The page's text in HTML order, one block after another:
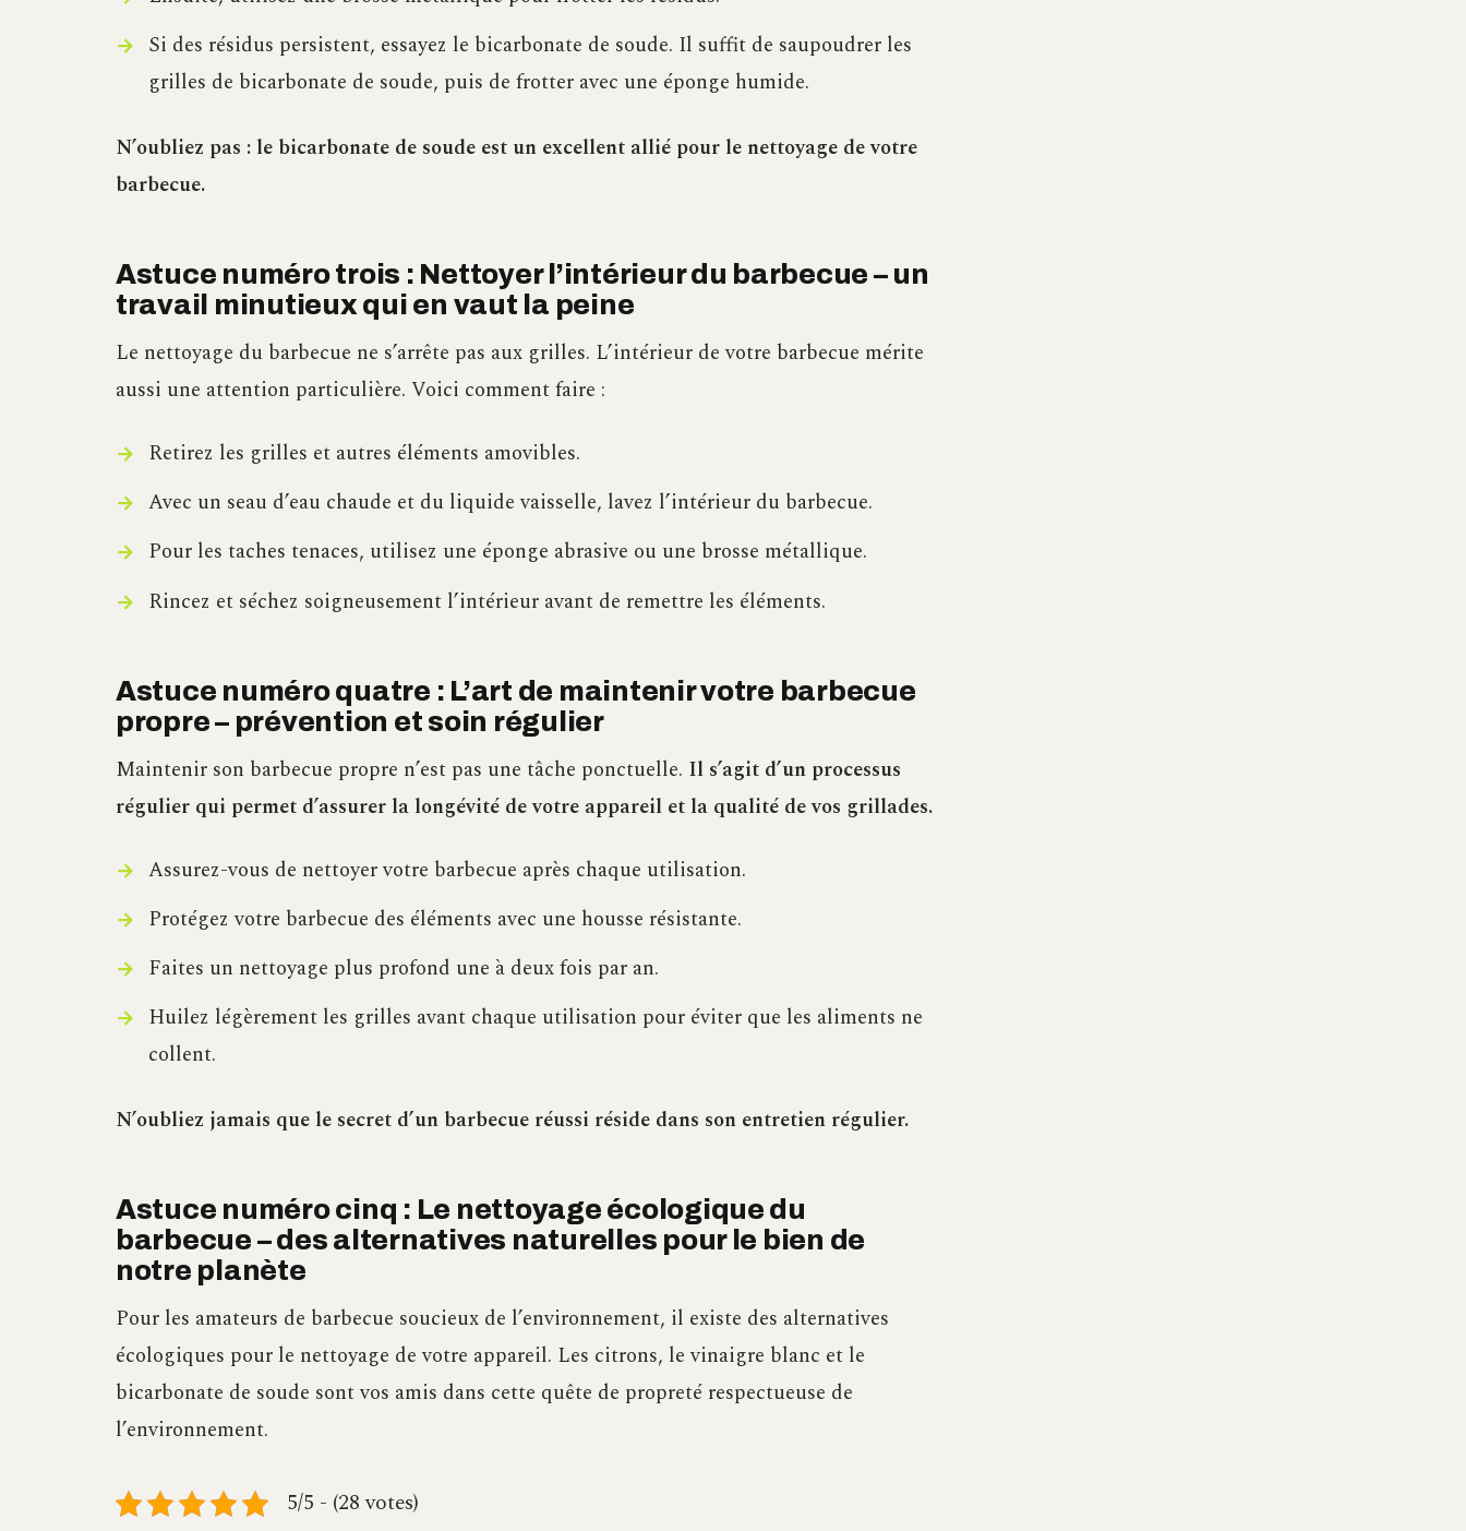
Si des résidus persistent, essayez le bicarbonate de soude. Il suffit de saupoudrer les
grilles de bicarbonate de soude, puis de frotter avec une éponge humide.
N’oubliez pas : le bicarbonate de soude est un excellent allié pour le nettoyage de votre
barbecue.
Astuce numéro trois : Nettoyer l’intérieur du barbecue – un
travail minutieux qui en vaut la peine
Le nettoyage du barbecue ne s’arrête pas aux grilles. L’intérieur de votre barbecue mérite
aussi une attention particulière. Voici comment faire :
Retirez les grilles et autres éléments amovibles.
Avec un seau d’eau chaude et du liquide vaisselle, lavez l’intérieur du barbecue.
Pour les taches tenaces, utilisez une éponge abrasive ou une brosse métallique.
Rincez et séchez soigneusement l’intérieur avant de remettre les éléments.
Astuce numéro quatre : L’art de maintenir votre barbecue
propre – prévention et soin régulier
Maintenir son barbecue propre n’est pas une tâche ponctuelle. Il s’agit d’un processus
régulier qui permet d’assurer la longévité de votre appareil et la qualité de vos grillades.
Assurez-vous de nettoyer votre barbecue après chaque utilisation.
Protégez votre barbecue des éléments avec une housse résistante.
Faites un nettoyage plus profond une à deux fois par an.
Huilez légèrement les grilles avant chaque utilisation pour éviter que les aliments ne
collent.
N’oubliez jamais que le secret d’un barbecue réussi réside dans son entretien régulier.
Astuce numéro cinq : Le nettoyage écologique du
barbecue – des alternatives naturelles pour le bien de
notre planète
Pour les amateurs de barbecue soucieux de l’environnement, il existe des alternatives
écologiques pour le nettoyage de votre appareil. Les citrons, le vinaigre blanc et le
bicarbonate de soude sont vos amis dans cette quête de propreté respectueuse de
l’environnement.
5/5 - (28 votes)